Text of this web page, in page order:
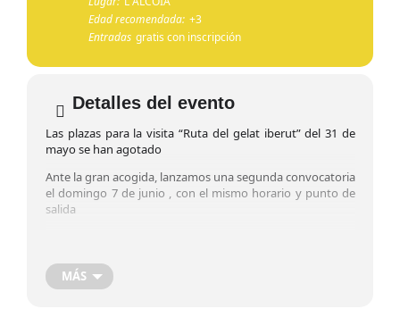
Edad recomendada: +3
Entradas gratis con inscripción
Detalles del evento
Las plazas para la visita “Ruta del gelat iberut” del 31 de
mayo se han agotado
Ante la gran acogida, lanzamos una segunda convocatoria
el domingo 7 de junio , con el mismo horario y punto de
salida
MÁS